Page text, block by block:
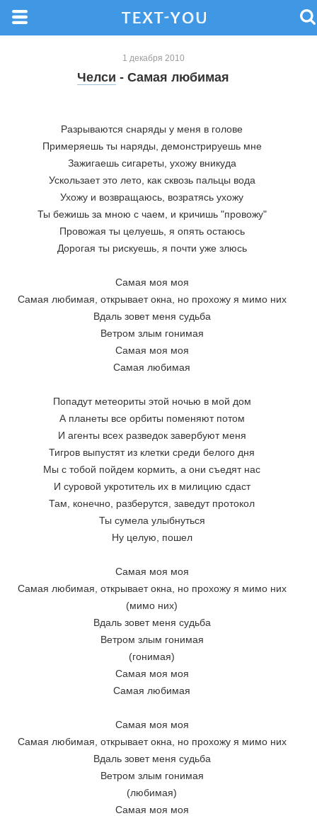
1 декабря 2010
Челси - Самая любимая
Разрываются снаряды у меня в голове
Примеряешь ты наряды, демонстрируешь мне
Зажигаешь сигареты, ухожу вникуда
Ускользает это лето, как сквозь пальцы вода
Ухожу и возвращаюсь, возратясь ухожу
Ты бежишь за мною с чаем, и кричишь "провожу"
Провожая ты целуешь, я опять остаюсь
Дорогая ты рискуешь, я почти уже злюсь
Самая моя моя
Самая любимая, открывает окна, но прохожу я мимо них
Вдаль зовет меня судьба
Ветром злым гонимая
Самая моя моя
Самая любимая
Попадут метеориты этой ночью в мой дом
А планеты все орбиты поменяют потом
И агенты всех разведок завербуют меня
Тигров выпустят из клетки среди белого дня
Мы с тобой пойдем кормить, а они съедят нас
И суровой укротитель их в милицию сдаст
Там, конечно, разберутся, заведут протокол
Ты сумела улыбнуться
Ну целую, пошел
Самая моя моя
Самая любимая, открывает окна, но прохожу я мимо них
(мимо них)
Вдаль зовет меня судьба
Ветром злым гонимая
(гонимая)
Самая моя моя
Самая любимая
Самая моя моя
Самая любимая, открывает окна, но прохожу я мимо них
Вдаль зовет меня судьба
Ветром злым гонимая
(любимая)
Самая моя моя